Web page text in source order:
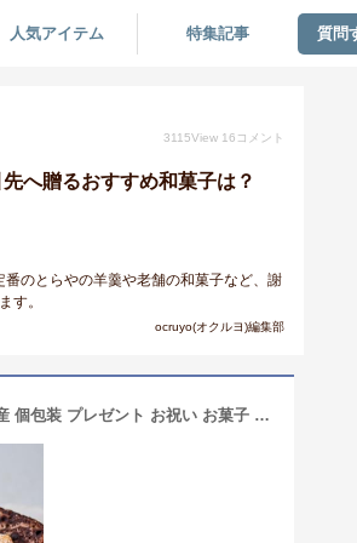
人気アイテム 特集記事 質問
3115View 16 コメント
へ贈るおすすめ和菓子は？
のとらやの羊羹や老舗の和菓子など、謝
す。
ocruyo(オクルヨ)編集部
[当店一番人気] キハチ 焼菓子ギフト 8種20個入 大切な方へ お土産 個包装 プレゼント お祝い お菓子 お返し 内祝い バームクーヘン フィナンシェ マドレーヌ パウンドケーキ クッキー 詰め合わせ 贈り物 ギフト 結婚祝い 引っ越し祝い 入学祝い 卒業祝い ホワイトデー お返し